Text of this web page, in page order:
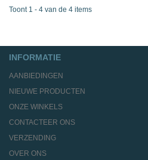
Toont 1 - 4 van de 4 items
INFORMATIE
AANBIEDINGEN
NIEUWE PRODUCTEN
ONZE WINKELS
CONTACTEER ONS
VERZENDING
OVER ONS